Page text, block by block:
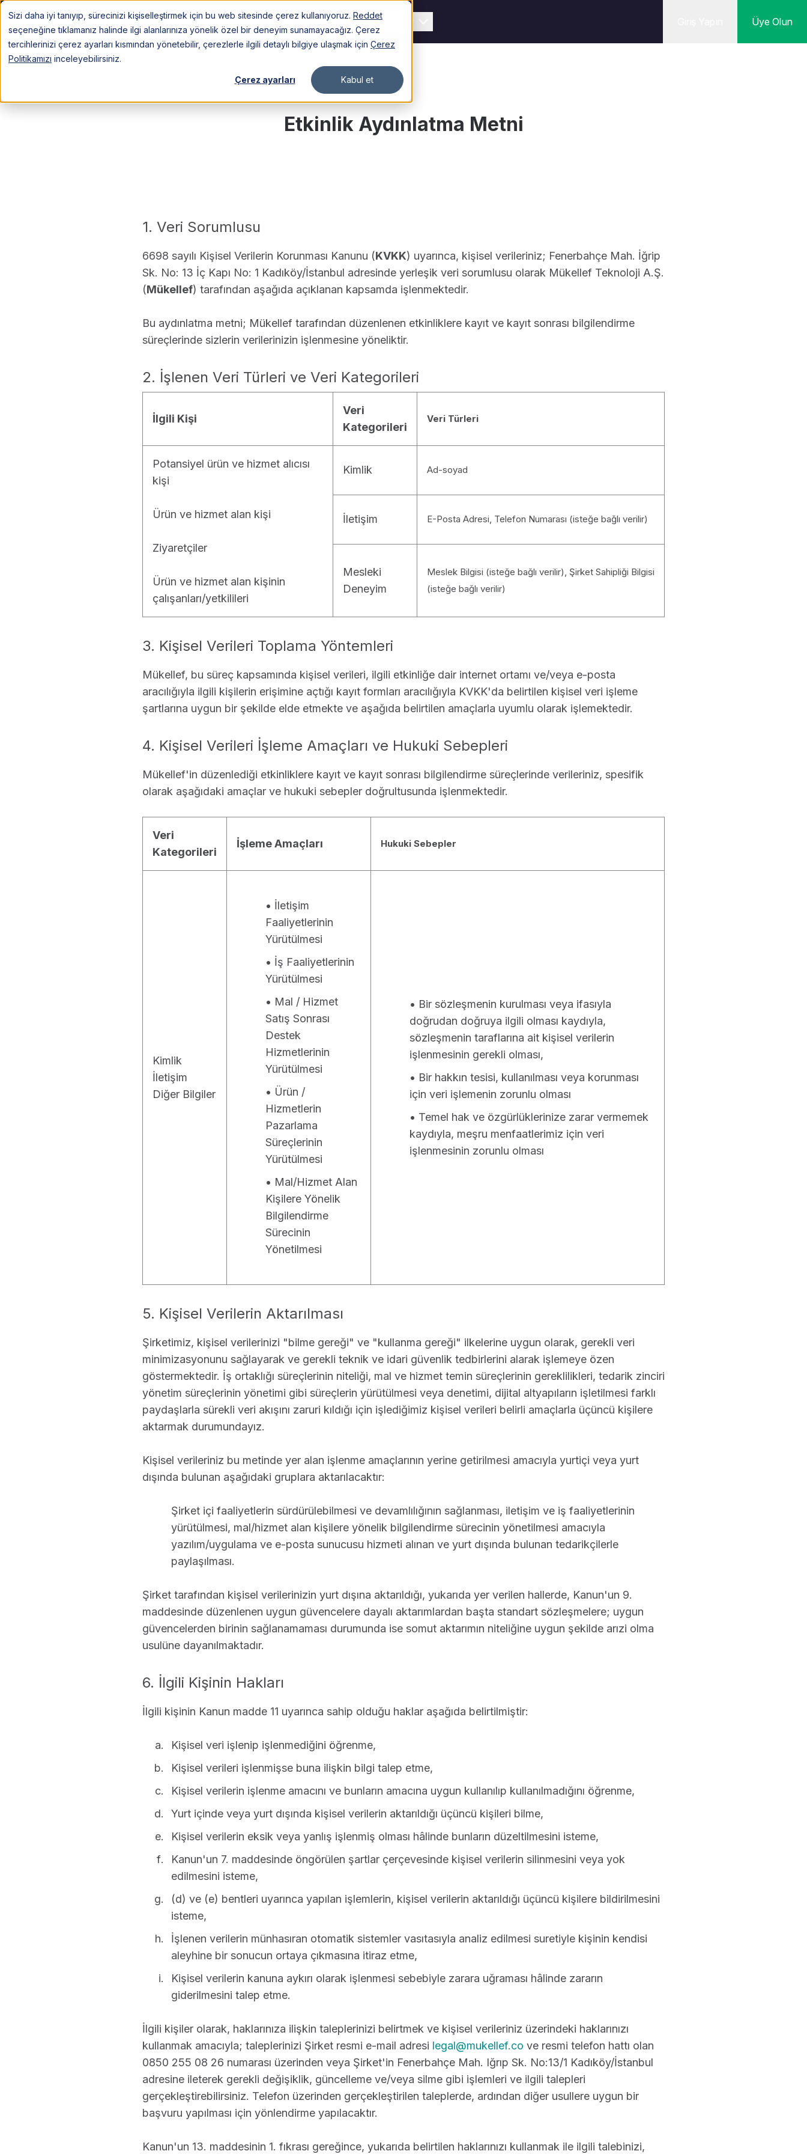
Sizi daha iyi tanıyıp, sürecinizi kişiselleştirmek için bu web sitesinde çerez kullanıyoruz. Reddet
seçeneğine tıklamanız halinde ilgi alanlarınıza yönelik özel bir deneyim sunamayacağız. Çerez
tercihlerinizi çerez ayarları kısmından yönetebilir, çerezlerle ilgili detaylı bilgiye ulaşmak için Çerez
Politikamızı inceleyebilirsiniz.
Çerez ayarları Kabul et
Hizmetler Müşteriler Fiyatlar Kaynaklar Üye Olun
Etkinlik Aydınlatma Metni
1. Veri Sorumlusu
6698 sayılı Kişisel Verilerin Korunması Kanunu (KVKK) uyarınca, kişisel verileriniz; Fenerbahçe Mah. İğrip
Sk. No: 13 İç Kapı No: 1 Kadıköy/İstanbul adresinde yerleşik veri sorumlusu olarak Mükellef Teknoloji A.Ş.
(Mükellef) tarafından aşağıda açıklanan kapsamda işlenmektedir.
Bu aydınlatma metni; Mükellef tarafından düzenlenen etkinliklere kayıt ve kayıt sonrası bilgilendirme
süreçlerinde sizlerin verilerinizin işlenmesine yöneliktir.
2. İşlenen Veri Türleri ve Veri Kategorileri
İlgili Kişi
Veri
Kategorileri
Veri Türleri
Potansiyel ürün ve hizmet alıcısı
kişi
Ürün ve hizmet alan kişi
Ziyaretçiler
Ürün ve hizmet alan kişinin
çalışanları/yetkilileri
Kimlik Ad-soyad
İletişim E-Posta Adresi, Telefon Numarası (isteğe bağlı verilir)
Mesleki
Deneyim
Meslek Bilgisi (isteğe bağlı verilir), Şirket Sahipliği Bilgisi
(isteğe bağlı verilir)
3. Kişisel Verileri Toplama Yöntemleri
Mükellef, bu süreç kapsamında kişisel verileri, ilgili etkinliğe dair internet ortamı ve/veya e-posta
aracılığıyla ilgili kişilerin erişimine açtığı kayıt formları aracılığıyla KVKK'da belirtilen kişisel veri işleme
şartlarına uygun bir şekilde elde etmekte ve aşağıda belirtilen amaçlarla uyumlu olarak işlemektedir.
4. Kişisel Verileri İşleme Amaçları ve Hukuki Sebepleri
Mükellef'in düzenlediği etkinliklere kayıt ve kayıt sonrası bilgilendirme süreçlerinde verileriniz, spesifik
olarak aşağıdaki amaçlar ve hukuki sebepler doğrultusunda işlenmektedir.
Veri
Kategorileri
İşleme Amaçları Hukuki Sebepler
Kimlik
İletişim
Diğer Bilgiler
• İletişim
Faaliyetlerinin
Yürütülmesi
• İş Faaliyetlerinin
Yürütülmesi
• Mal / Hizmet
Satış Sonrası
Destek
Hizmetlerinin
Yürütülmesi
• Ürün /
Hizmetlerin
Pazarlama
Süreçlerinin
Yürütülmesi
• Mal/Hizmet Alan
Kişilere Yönelik
Bilgilendirme
Sürecinin
Yönetilmesi
• Bir sözleşmenin kurulması veya ifasıyla
doğrudan doğruya ilgili olması kaydıyla,
sözleşmenin taraflarına ait kişisel verilerin
işlenmesinin gerekli olması,
• Bir hakkın tesisi, kullanılması veya korunması
için veri işlemenin zorunlu olması
• Temel hak ve özgürlüklerinize zarar vermemek
kaydıyla, meşru menfaatlerimiz için veri
işlenmesinin zorunlu olması
5. Kişisel Verilerin Aktarılması
Şirketimiz, kişisel verilerinizi "bilme gereği" ve "kullanma gereği" ilkelerine uygun olarak, gerekli veri
minimizasyonunu sağlayarak ve gerekli teknik ve idari güvenlik tedbirlerini alarak işlemeye özen
göstermektedir. İş ortaklığı süreçlerinin niteliği, mal ve hizmet temin süreçlerinin gereklilikleri, tedarik zinciri
yönetim süreçlerinin yönetimi gibi süreçlerin yürütülmesi veya denetimi, dijital altyapıların işletilmesi farklı
paydaşlarla sürekli veri akışını zaruri kıldığı için işlediğimiz kişisel verileri belirli amaçlarla üçüncü kişilere
aktarmak durumundayız.
Kişisel verileriniz bu metinde yer alan işlenme amaçlarının yerine getirilmesi amacıyla yurtiçi veya yurt
dışında bulunan aşağıdaki gruplara aktarılacaktır:
Şirket içi faaliyetlerin sürdürülebilmesi ve devamlılığının sağlanması, iletişim ve iş faaliyetlerinin
yürütülmesi, mal/hizmet alan kişilere yönelik bilgilendirme sürecinin yönetilmesi amacıyla
yazılım/uygulama ve e-posta sunucusu hizmeti alınan ve yurt dışında bulunan tedarikçilerle
paylaşılması.
Şirket tarafından kişisel verilerinizin yurt dışına aktarıldığı, yukarıda yer verilen hallerde, Kanun'un 9.
maddesinde düzenlenen uygun güvencelere dayalı aktarımlardan başta standart sözleşmelere; uygun
güvencelerden birinin sağlanamaması durumunda ise somut aktarımın niteliğine uygun şekilde arızi olma
usulüne dayanılmaktadır.
6. İlgili Kişinin Hakları
İlgili kişinin Kanun madde 11 uyarınca sahip olduğu haklar aşağıda belirtilmiştir:
Kişisel veri işlenip işlenmediğini öğrenme,
Kişisel verileri işlenmişse buna ilişkin bilgi talep etme,
Kişisel verilerin işlenme amacını ve bunların amacına uygun kullanılıp kullanılmadığını öğrenme,
Yurt içinde veya yurt dışında kişisel verilerin aktarıldığı üçüncü kişileri bilme,
Kişisel verilerin eksik veya yanlış işlenmiş olması hâlinde bunların düzeltilmesini isteme,
Kanun'un 7. maddesinde öngörülen şartlar çerçevesinde kişisel verilerin silinmesini veya yok
edilmesini isteme,
(d) ve (e) bentleri uyarınca yapılan işlemlerin, kişisel verilerin aktarıldığı üçüncü kişilere bildirilmesini
isteme,
İşlenen verilerin münhasıran otomatik sistemler vasıtasıyla analiz edilmesi suretiyle kişinin kendisi
aleyhine bir sonucun ortaya çıkmasına itiraz etme,
Kişisel verilerin kanuna aykırı olarak işlenmesi sebebiyle zarara uğraması hâlinde zararın
giderilmesini talep etme.
İlgili kişiler olarak, haklarınıza ilişkin taleplerinizi belirtmek ve kişisel verileriniz üzerindeki haklarınızı
kullanmak amacıyla; taleplerinizi Şirket resmi e-mail adresi legal@mukellef.co ve resmi telefon hattı olan
0850 255 08 26 numarası üzerinden veya Şirket'in Fenerbahçe Mah. Iğrıp Sk. No:13/1 Kadıköy/İstanbul
adresine ileterek gerekli değişiklik, güncelleme ve/veya silme gibi işlemleri ve ilgili talepleri
gerçekleştirebilirsiniz. Telefon üzerinden gerçekleştirilen taleplerde, ardından diğer usullere uygun bir
başvuru yapılması için yönlendirme yapılacaktır.
Kanun'un 13. maddesinin 1. fıkrası gereğince, yukarıda belirtilen haklarınızı kullanmak ile ilgili talebinizi,